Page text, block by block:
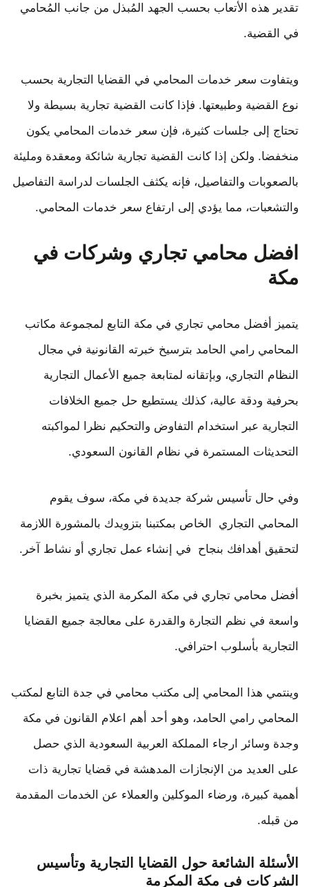
تقدير هذه الأتعاب بحسب الجهد المُبذل من جانب المُحامي
في القضية.
ويتفاوت سعر خدمات المحامي في القضايا التجارية بحسب
نوع القضية وطبيعتها. فإذا كانت القضية تجارية بسيطة ولا
تحتاج إلى جلسات كثيرة، فإن سعر خدمات المحامي يكون
منخفضا. ولكن إذا كانت القضية تجارية شائكة ومعقدة ومليئة
بالصعوبات والتفاصيل، فإنه يكثف الجلسات لدراسة التفاصيل
والتشعبات، مما يؤدي إلى ارتفاع سعر خدمات المحامي.
افضل محامي تجاري وشركات في
مكة
يتميز أفضل محامي تجاري في مكة التابع لمجموعة مكاتب
المحامي رامي الحامد بترسيخ خبرته القانونية في مجال
النظام التجاري، وبإتقانه لمتابعة جميع الأعمال التجارية
بحرفية ودقة عالية، كذلك يستطيع حل جميع الخلافات
التجارية عبر استخدام التفاوض والتحكيم نظرا لمواكبته
التحديثات المستمرة في نظام القانون السعودي.
وفي حال تأسيس شركة جديدة في مكة، سوف يقوم
المحامي التجاري الخاص بمكتبنا بتزويدك بالمشورة اللازمة
لتحقيق أهدافك بنجاح في إنشاء عمل تجاري أو نشاط آخر.
أفضل محامي تجاري في مكة المكرمة الذي يتميز بخبرة
واسعة في نظم التجارة والقدرة على معالجة جميع القضايا
التجارية بأسلوب احترافي.
وينتمي هذا المحامي إلى مكتب محامي في جدة التابع لمكتب
المحامي رامي الحامد، وهو أحد أهم اعلام القانون في مكة
وجدة وسائر ارجاء المملكة العربية السعودية الذي حصل
على العديد من الإنجازات المدهشة في قضايا تجارية ذات
أهمية كبيرة، ورضاء الموكلين والعملاء عن الخدمات المقدمة
من قبله.
الأسئلة الشائعة حول القضايا التجارية وتأسيس
الشركات في مكة المكرمة